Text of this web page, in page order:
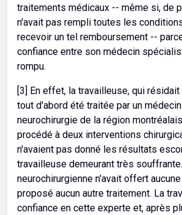
traitements médicaux -- même si, de
n'avait pas rempli toutes les
recevoir un tel remboursement --
confiance entre son médecin
rompu.
[3] En effet, la travailleuse, qui
tout d'abord été traitée par un
neurochirurgie de la région
procédé à deux interventions
n'avaient pas donné les résultats
travailleuse demeurant très
neurochirurgienne n'avait offert
proposé aucun autre traitement. La
confiance en cette experte et, après